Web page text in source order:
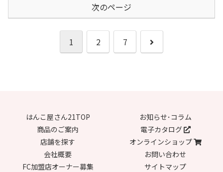
次のページ
1 2 7
次
はんこ屋さん21TOP
お知らせ･コラム
商品のご案内
電子カタログ
店舗を探す
オンラインショップ
会社概要
お問い合わせ
FC加盟店オーナー募集
サイトマップ